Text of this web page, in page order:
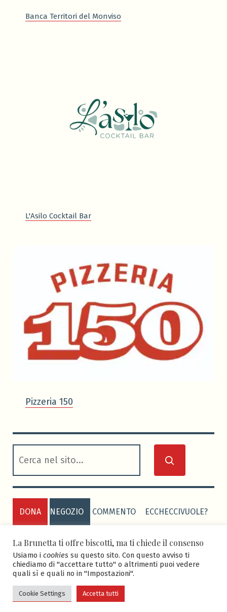
Banca Territori del Monviso
L'Asilo Cocktail Bar
Pizzeria 150
DONA NEGOZIO COMMENTO ECCHECCIVUOLE?
PRIVACY POLICY COOKIE POLICY
tema Seedlet di WordPress da
La Brunetta ti offre biscotti, ma ti chiede il consenso
Usiamo i cookies su questo sito. Con questo avviso ti
chiediamo di "accettare tutto" o altrimenti puoi vedere
quali sì e quali no in "Impostazioni".
Cookie Settings Accetta tutti